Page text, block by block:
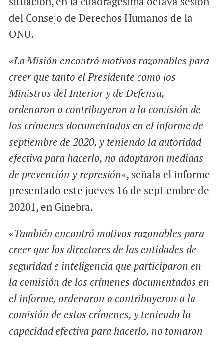
del Consejo de Derechos Humanos de la
ONU.
«La Misión encontró motivos razonables para
creer que tanto el Presidente como los
Ministros del Interior y de Defensa,
ordenaron o contribuyeron a la comisión de
los crímenes documentados en el informe de
septiembre de 2020, y teniendo la autoridad
efectiva para hacerlo, no adoptaron medidas
de prevención y represión«, señala el informe
presentado este jueves 16 de septiembre de
20201, en Ginebra.
«También encontró motivos razonables para
creer que los directores de las entidades de
seguridad e inteligencia que participaron en
la comisión de los crímenes documentados en
el informe, ordenaron o contribuyeron a la
comisión de estos crímenes, y teniendo la
capacidad efectiva para hacerlo, no tomaron